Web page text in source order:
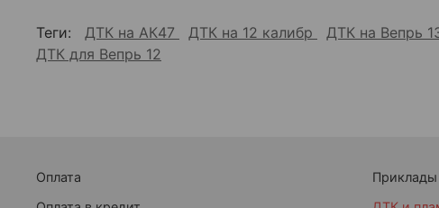
Теги: ДТК на АК47 ДТК на 12 калибр ДТК на Вепрь
ДТК для Вепрь 12
Оплата
Приклады